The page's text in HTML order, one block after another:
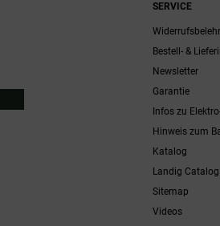
SERVICE
Bestell- &
Newsletter
Garantie
Infos zu
Hinweis zum
Katalog
Landig
Sitemap
Videos